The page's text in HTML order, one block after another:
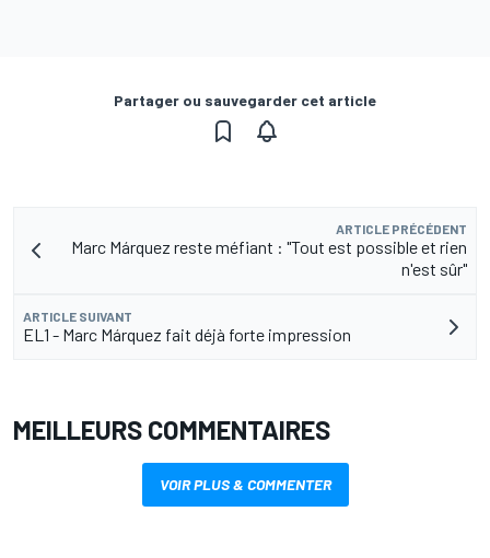
Partager ou sauvegarder cet article
ARTICLE PRÉCÉDENT
Marc Márquez reste méfiant : "Tout est possible et rien
n'est sûr"
ARTICLE SUIVANT
EL1 - Marc Márquez fait déjà forte impression
MEILLEURS COMMENTAIRES
VOIR PLUS & COMMENTER